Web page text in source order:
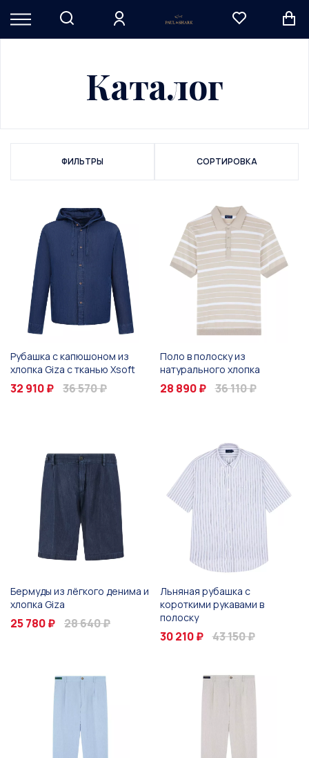
Каталог
ФИЛЬТРЫ СОРТИРОВКА
Рубашка с капюшоном из
хлопка Giza с тканью Xsoft
32 910 ₽ 36 570 ₽
Поло в полоску из
натурального хлопка
28 890 ₽ 36 110 ₽
Бермуды из лёгкого денима и
хлопка Giza
25 780 ₽ 28 640 ₽
Льняная рубашка с
короткими рукавами в
полоску
30 210 ₽ 43 150 ₽